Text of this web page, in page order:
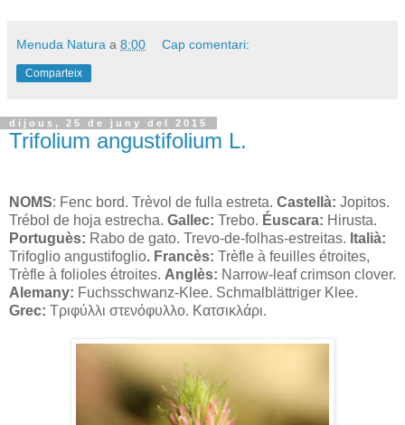
Menuda Natura a 8:00 Cap comentari:
Comparteix
dijous, 25 de juny del 2015
Trifolium angustifolium L.
NOMS: Fenc bord. Trèvol de fulla estreta. Castellà: Jopitos.
Trébol de hoja estrecha. Gallec: Trebo. Éuscara: Hirusta.
Portuguès: Rabo de gato. Trevo-de-folhas-estreitas. Italià:
Trifoglio angustifoglio. Francès: Trèfle à feuilles étroites,
Trèfle à folioles étroites. Anglès: Narrow-leaf crimson clover.
Alemany: Fuchsschwanz-Klee. Schmalblättriger Klee.
Grec: Τριφύλλι στενόφυλλο. Κατσικλάρι.